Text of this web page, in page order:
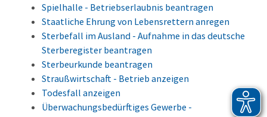
Spielhalle - Betriebserlaubnis beantragen
Staatliche Ehrung von Lebensrettern anregen
Sterbefall im Ausland - Aufnahme in das deutsche
Sterberegister beantragen
Sterbeurkunde beantragen
Straußwirtschaft - Betrieb anzeigen
Todesfall anzeigen
Überwachungsbedürftiges Gewerbe -